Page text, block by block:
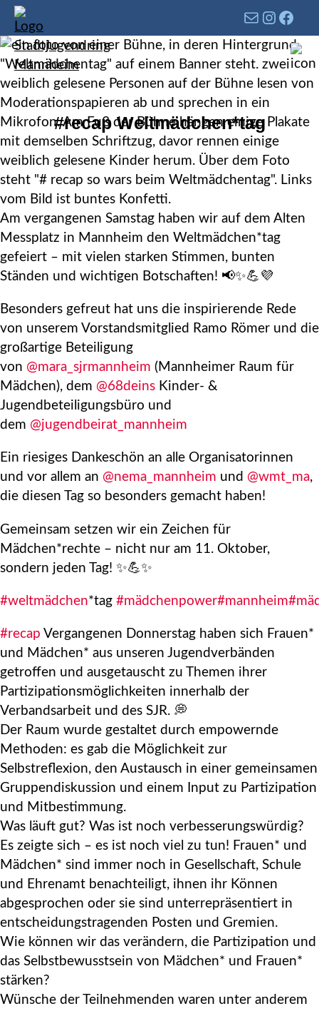
#recap Weltmädchen*tag
Am vergangenen Samstag haben wir auf dem Alten
Messplatz in Mannheim den Weltmädchen*tag
gefeiert – mit vielen starken Stimmen, bunten
Ständen und wichtigen Botschaften! 📢✨💪💜
Besonders gefreut hat uns die inspirierende Rede
von unserem Vorstandsmitglied Ramo Römer und die
großartige Beteiligung
von @mara_sjrmannheim (Mannheimer Raum für
Mädchen), dem @68deins Kinder- &
Jugendbeteiligungsbüro und
dem @jugendbeirat_mannheim
Ein riesiges Dankeschön an alle Organisatorinnen
und vor allem an @nema_mannheim und @wmt_ma,
die diesen Tag so besonders gemacht haben!
Gemeinsam setzen wir ein Zeichen für
Mädchen*rechte – nicht nur am 11. Oktober,
sondern jeden Tag! ✨💪✨
#weltmädchen*tag #mädchenpower#mannheim
#recap Vergangenen Donnerstag haben sich Frauen*
und Mädchen* aus unseren Jugendverbänden
getroffen und ausgetauscht zu Themen ihrer
Partizipationsmöglichkeiten innerhalb der
Verbandsarbeit und des SJR. 💭
Der Raum wurde gestaltet durch empowernde
Methoden: es gab die Möglichkeit zur
Selbstreflexion, den Austausch in einer gemeinsamen
Gruppendiskussion und einem Input zu Partizipation
und Mitbestimmung.
Was läuft gut? Was ist noch verbesserungswürdig?
Es zeigte sich – es ist noch viel zu tun! Frauen* und
Mädchen* sind immer noch in Gesellschaft, Schule
und Ehrenamt benachteiligt, ihnen ihr Können
abgesprochen oder sie sind unterrepräsentiert in
entscheidungstragenden Posten und Gremien.
Wie können wir das verändern, die Partizipation und
das Selbstbewusstsein von Mädchen* und Frauen*
stärken?
Wünsche der Teilnehmenden waren unter anderem